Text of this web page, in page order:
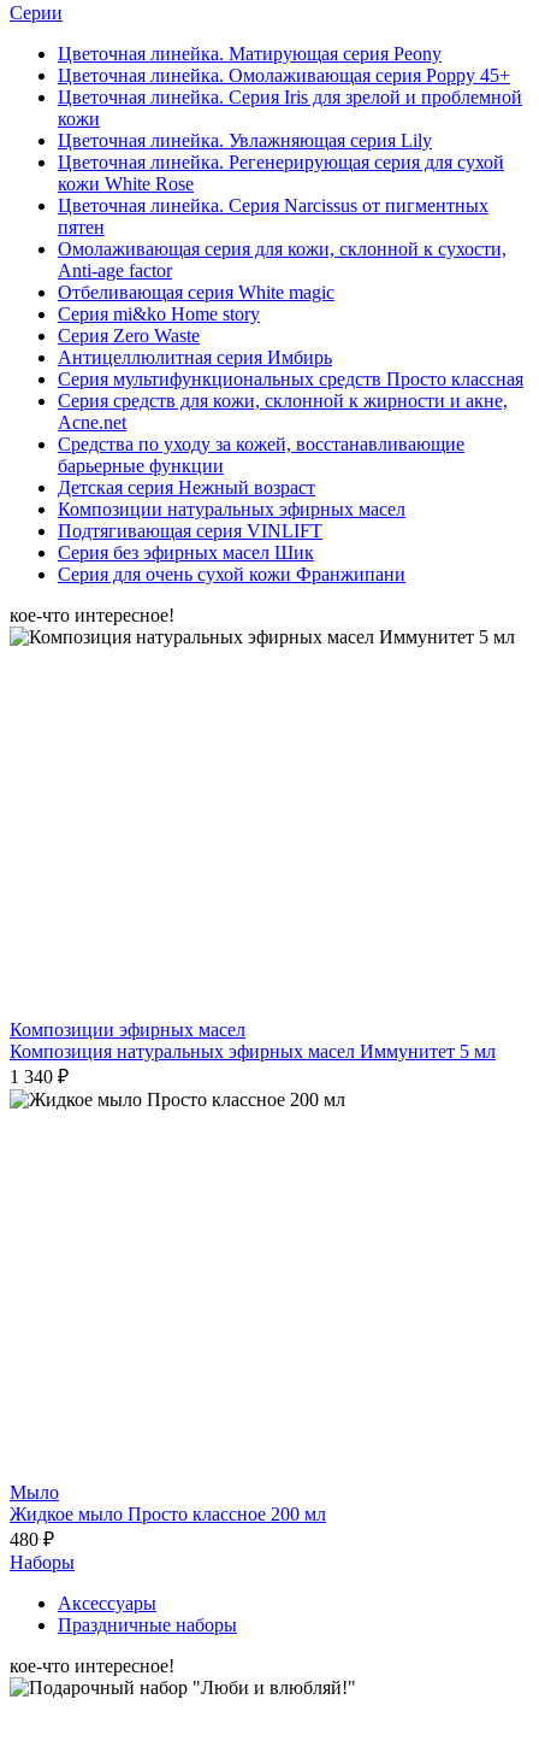
Серии
Цветочная линейка. Матирующая серия Peony
Цветочная линейка. Омолаживающая серия Poppy 45+
Цветочная линейка. Серия Iris для зрелой и проблемной
кожи
Цветочная линейка. Увлажняющая серия Lily
Цветочная линейка. Регенерирующая серия для сухой
кожи White Rose
Цветочная линейка. Серия Narcissus от пигментных
пятен
Омолаживающая серия для кожи, склонной к сухости,
Anti-age factor
Отбеливающая серия White magic
Серия mi&ko Home story
Серия Zero Waste
Антицеллюлитная серия Имбирь
Серия мультифункциональных средств Просто классная
Серия средств для кожи, склонной к жирности и акне,
Acne.net
Средства по уходу за кожей, восстанавливающие
барьерные функции
Детская серия Нежный возраст
Композиции натуральных эфирных масел
Подтягивающая серия VINLIFT
Серия без эфирных масел Шик
Серия для очень сухой кожи Франжипани
кое-что интересное!
Композиции эфирных масел
Композиция натуральных эфирных масел Иммунитет 5 мл
1 340 ₽
Мыло
Жидкое мыло Просто классное 200 мл
480 ₽
Наборы
Аксессуары
Праздничные наборы
кое-что интересное!